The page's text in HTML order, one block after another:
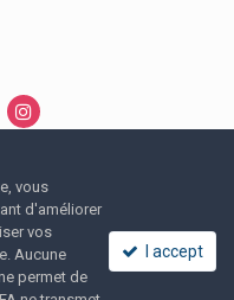
de confidentialité
contacter
du rat domestique
vous
d'améliorer
vos
Aucune
permet de
I accept